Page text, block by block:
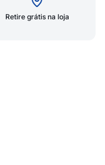
Retire grátis na loja